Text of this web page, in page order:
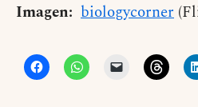
Imagen: biologycorner